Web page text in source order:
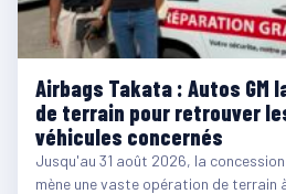
Airbags Takata : Autos GM
de terrain pour retrouver
véhicules concernés
Jusqu'au 31 août 2026, la
mène une vaste opération de terrain